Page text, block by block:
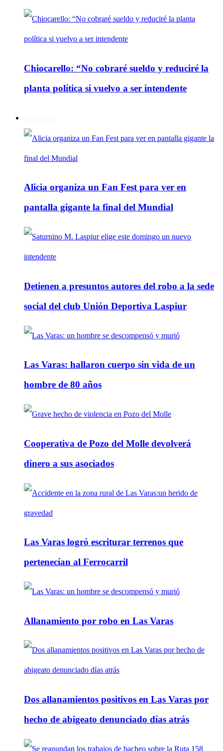
Chiocarello: “No cobraré sueldo y reduciré la
planta política si vuelvo a ser intendente
Alicia organiza un Fan Fest para ver en
pantalla gigante la final del Mundial
Detienen a presuntos autores del robo a la sede
social del club Unión Deportiva Laspiur
Las Varas: hallaron cuerpo sin vida de un
hombre de 80 años
Cooperativa de Pozo del Molle devolverá
dinero a sus asociados
Las Varas logró escriturar terrenos que
pertenecían al Ferrocarril
Allanamiento por robo en Las Varas
Dos allanamientos positivos en Las Varas por
hecho de abigeato denunciado días atrás